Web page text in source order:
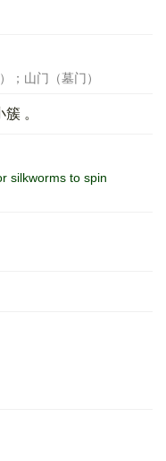
；山门（墓门）
。
silkworms to spin